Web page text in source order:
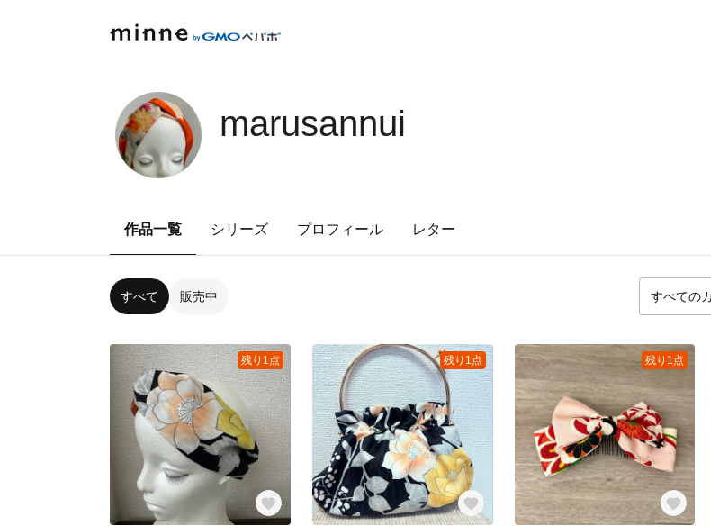
marusannui
作品一覧 シリーズ プロフィール レター
すべて 販売中
残り1点 残り1点 残り1点